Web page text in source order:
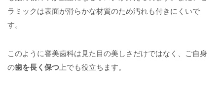
ラミックは表面が滑らかな材質のため汚れも付きにくいで
す。
このように審美歯科は見た目の美しさだけではなく、ご自身
の歯を長く保つ 上でも役立ちます。